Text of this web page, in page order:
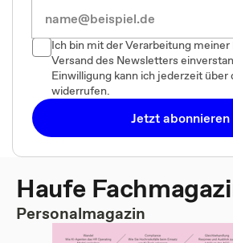
Ich bin mit der Verarbeitung meiner
Versand des Newsletters
Einwilligung kann ich jederzeit
widerrufen.
Jetzt abonnieren
Haufe
Personalmagazin